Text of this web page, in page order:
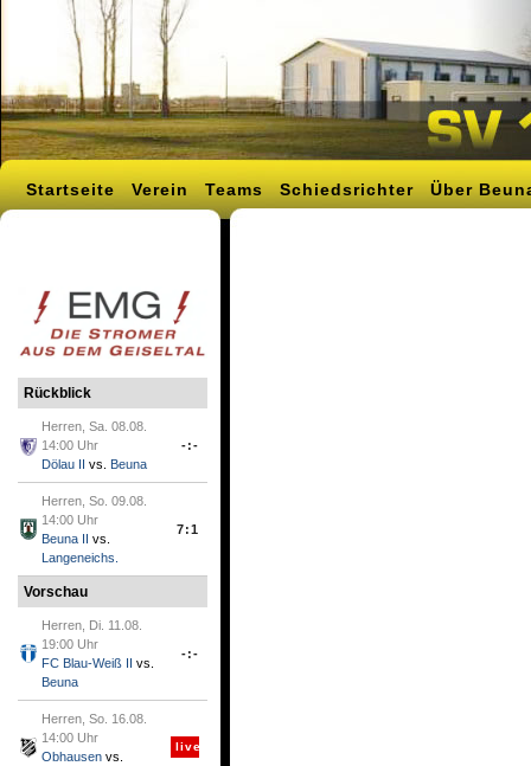
Startseite Verein Teams Schiedsrichter Über
Rückblick
Herren, Sa. 08.08.
14:00 Uhr
Dölau II vs. Beuna
-:-
Herren, So. 09.08.
14:00 Uhr
Beuna II vs.
Langeneichs.
7:1
Vorschau
Herren, Di. 11.08.
19:00 Uhr
FC Blau-Weiß II vs.
Beuna
-:-
Herren, So. 16.08.
14:00 Uhr
Obhausen vs.
live